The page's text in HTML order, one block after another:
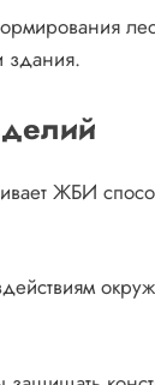
здания.
ЖБИ